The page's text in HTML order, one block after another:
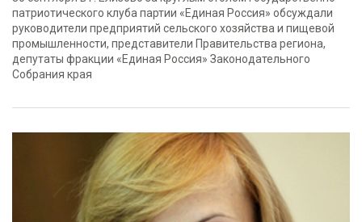
патриотического клуба партии «Единая Россия» обсуждали
руководители предприятий сельского хозяйства и пищевой
промышленности, представители Правительства региона,
депутаты фракции «Единая Россия» Законодательного
Собрания края